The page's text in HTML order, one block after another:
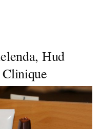
Hud